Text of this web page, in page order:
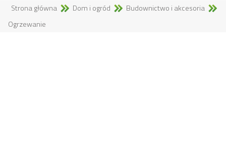
Strona główna Dom i ogród
Budownictwo i akcesoria
Ogrzewanie